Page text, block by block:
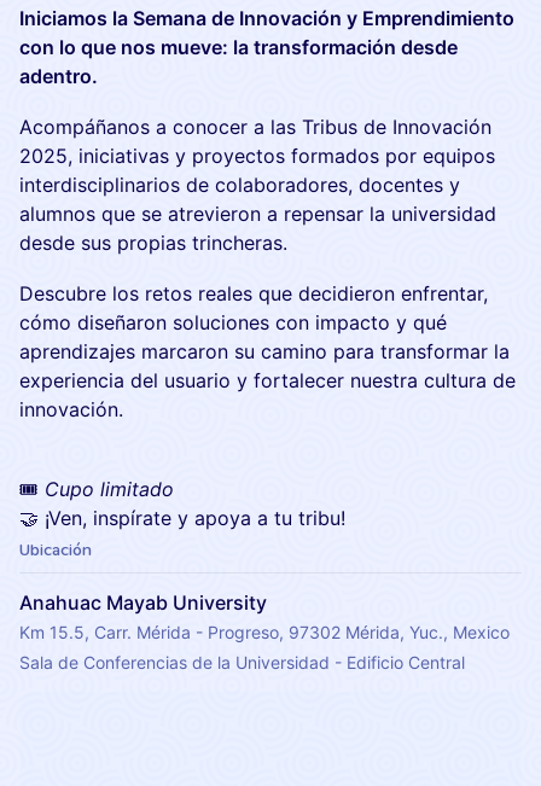
Iniciamos la Semana de Innovación y Emprendimiento
con lo que nos mueve: la transformación desde
adentro.
Acompáñanos a conocer a las Tribus de Innovación
2025, iniciativas y proyectos formados por equipos
interdisciplinarios de colaboradores, docentes y
alumnos que se atrevieron a repensar la universidad
desde sus propias trincheras.
Descubre los retos reales que decidieron enfrentar,
cómo diseñaron soluciones con impacto y qué
aprendizajes marcaron su camino para transformar la
experiencia del usuario y fortalecer nuestra cultura de
innovación.
🎟️ Cupo limitado
🤝 ¡Ven, inspírate y apoya a tu tribu!
Ubicación
Anahuac Mayab University
Km 15.5, Carr. Mérida - Progreso, 97302 Mérida, Yuc., Mexico
Sala de Conferencias de la Universidad - Edificio Central